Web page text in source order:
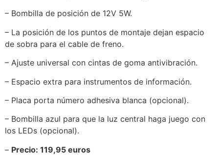
– Bombilla de posición de 12V 5W.
– La posición de los puntos de montaje dejan espacio
de sobra para el cable de freno.
– Ajuste universal con cintas de goma antivibración.
– Espacio extra para instrumentos de información.
– Placa porta número adhesiva blanca (opcional).
– Bombilla azul para que la luz central haga juego con
los LEDs (opcional).
– Precio: 119,95 euros